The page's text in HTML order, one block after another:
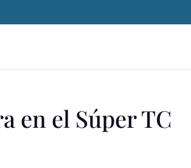
en el Súper TC